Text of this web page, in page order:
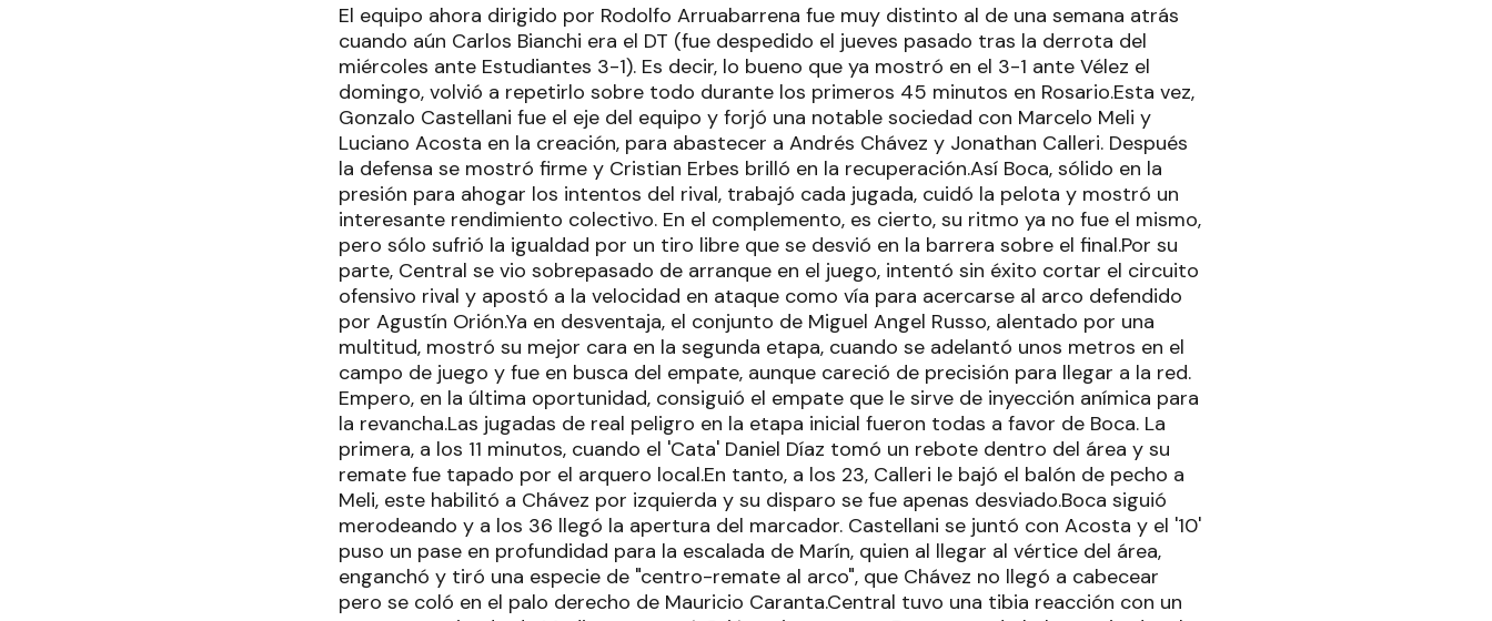
El equipo ahora dirigido por Rodolfo Arruabarrena fue muy distinto al de una semana atrás
cuando aún Carlos Bianchi era el DT (fue despedido el jueves pasado tras la derrota del
miércoles ante Estudiantes 3-1). Es decir, lo bueno que ya mostró en el 3-1 ante Vélez el
domingo, volvió a repetirlo sobre todo durante los primeros 45 minutos en Rosario.Esta vez,
Gonzalo Castellani fue el eje del equipo y forjó una notable sociedad con Marcelo Meli y
Luciano Acosta en la creación, para abastecer a Andrés Chávez y Jonathan Calleri. Después
la defensa se mostró firme y Cristian Erbes brilló en la recuperación.Así Boca, sólido en la
presión para ahogar los intentos del rival, trabajó cada jugada, cuidó la pelota y mostró un
interesante rendimiento colectivo. En el complemento, es cierto, su ritmo ya no fue el mismo,
pero sólo sufrió la igualdad por un tiro libre que se desvió en la barrera sobre el final.Por su
parte, Central se vio sobrepasado de arranque en el juego, intentó sin éxito cortar el circuito
ofensivo rival y apostó a la velocidad en ataque como vía para acercarse al arco defendido
por Agustín Orión.Ya en desventaja, el conjunto de Miguel Angel Russo, alentado por una
multitud, mostró su mejor cara en la segunda etapa, cuando se adelantó unos metros en el
campo de juego y fue en busca del empate, aunque careció de precisión para llegar a la red.
Empero, en la última oportunidad, consiguió el empate que le sirve de inyección anímica para
la revancha.Las jugadas de real peligro en la etapa inicial fueron todas a favor de Boca. La
primera, a los 11 minutos, cuando el 'Cata' Daniel Díaz tomó un rebote dentro del área y su
remate fue tapado por el arquero local.En tanto, a los 23, Calleri le bajó el balón de pecho a
Meli, este habilitó a Chávez por izquierda y su disparo se fue apenas desviado.Boca siguió
merodeando y a los 36 llegó la apertura del marcador. Castellani se juntó con Acosta y el '10'
puso un pase en profundidad para la escalada de Marín, quien al llegar al vértice del área,
enganchó y tiró una especie de "centro-remate al arco", que Chávez no llegó a cabecear
pero se coló en el palo derecho de Mauricio Caranta.Central tuvo una tibia reacción con un